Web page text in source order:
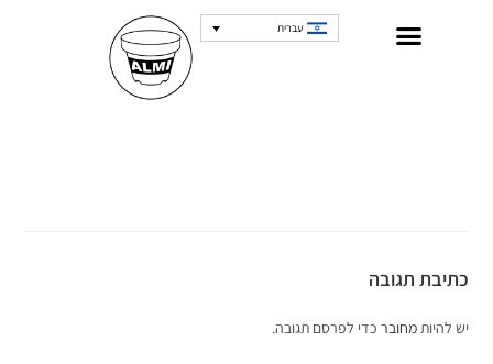
עברית
כתיבת תגובה
יש להיותמחובר כדי לפרסם תגובה.